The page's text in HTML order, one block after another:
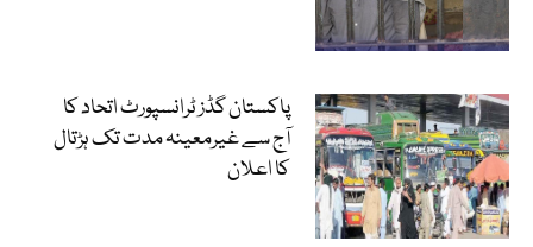
پاکستان گڈز ٹرانسپورٹ اتحاد کا
آج سے غیرمعینہ مدت تک ہڑتال
کا اعلان